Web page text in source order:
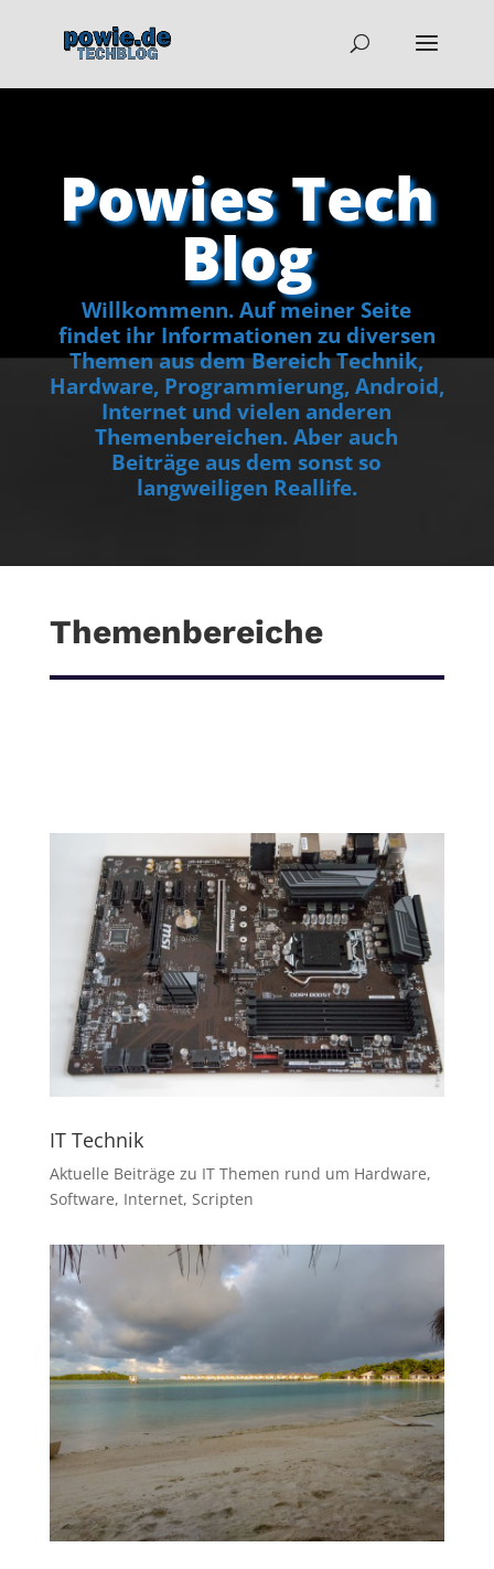
Powies Tech
Blog
Willkommenn. Auf meiner Seite
findet ihr Informationen zu diversen
Themen aus dem Bereich Technik,
Hardware, Programmierung, Android,
Internet und vielen anderen
Themenbereichen. Aber auch
Beiträge aus dem sonst so
langweiligen Reallife.
Themenbereiche
IT Technik
Aktuelle Beiträge zu IT Themen rund um Hardware,
Software, Internet, Scripten